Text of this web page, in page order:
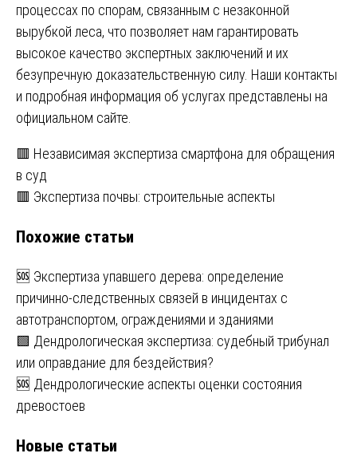
процессах по спорам, связанным с незаконной
вырубкой леса, что позволяет нам гарантировать
высокое качество экспертных заключений и их
безупречную доказательственную силу. Наши контакты
и подробная информация об услугах представлены на
официальном сайте.
Навигация
по
🟥 Независимая экспертиза смартфона для обращения
в суд
🟥 Экспертиза почвы: строительные аспекты
Похожие статьи
🆘 Экспертиза упавшего дерева: определение
причинно-следственных связей в инцидентах с
автотранспортом, ограждениями и зданиями
🟩 Дендрологическая экспертиза: судебный трибунал
или оправдание для бездействия?
🆘 Дендрологические аспекты оценки состояния
древостоев
Новые статьи